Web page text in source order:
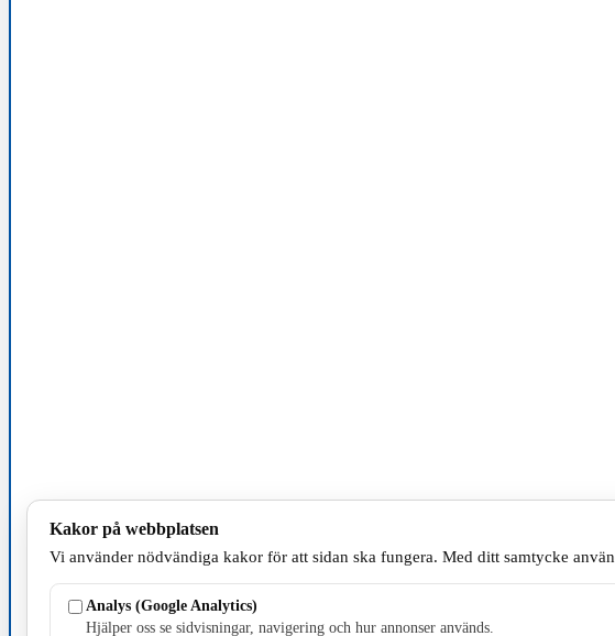
Kakor på webbplatsen
Vi använder nödvändiga kakor för att sidan ska fungera. Med ditt samtycke
Analys (Google Analytics)
Hjälper oss se sidvisningar, navigering och hur annonser används.